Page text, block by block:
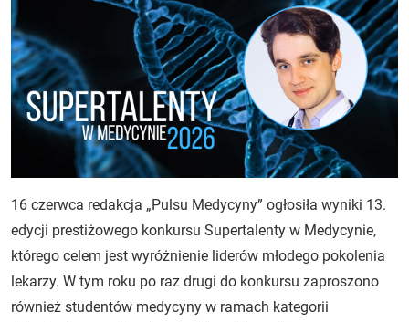
16 czerwca redakcja „Pulsu Medycyny” ogłosiła wyniki 13.
edycji prestiżowego konkursu Supertalenty w Medycynie,
którego celem jest wyróżnienie liderów młodego pokolenia
lekarzy. W tym roku po raz drugi do konkursu zaproszono
również studentów medycyny w ramach kategorii